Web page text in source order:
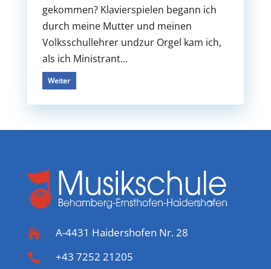
gekommen? Klavierspielen begann ich
durch meine Mutter und meinen
Volksschullehrer undzur Orgel kam ich,
als ich Ministrant...
Weiter
 A-4431 Haidershofen Nr. 28
 +43 7252 21205